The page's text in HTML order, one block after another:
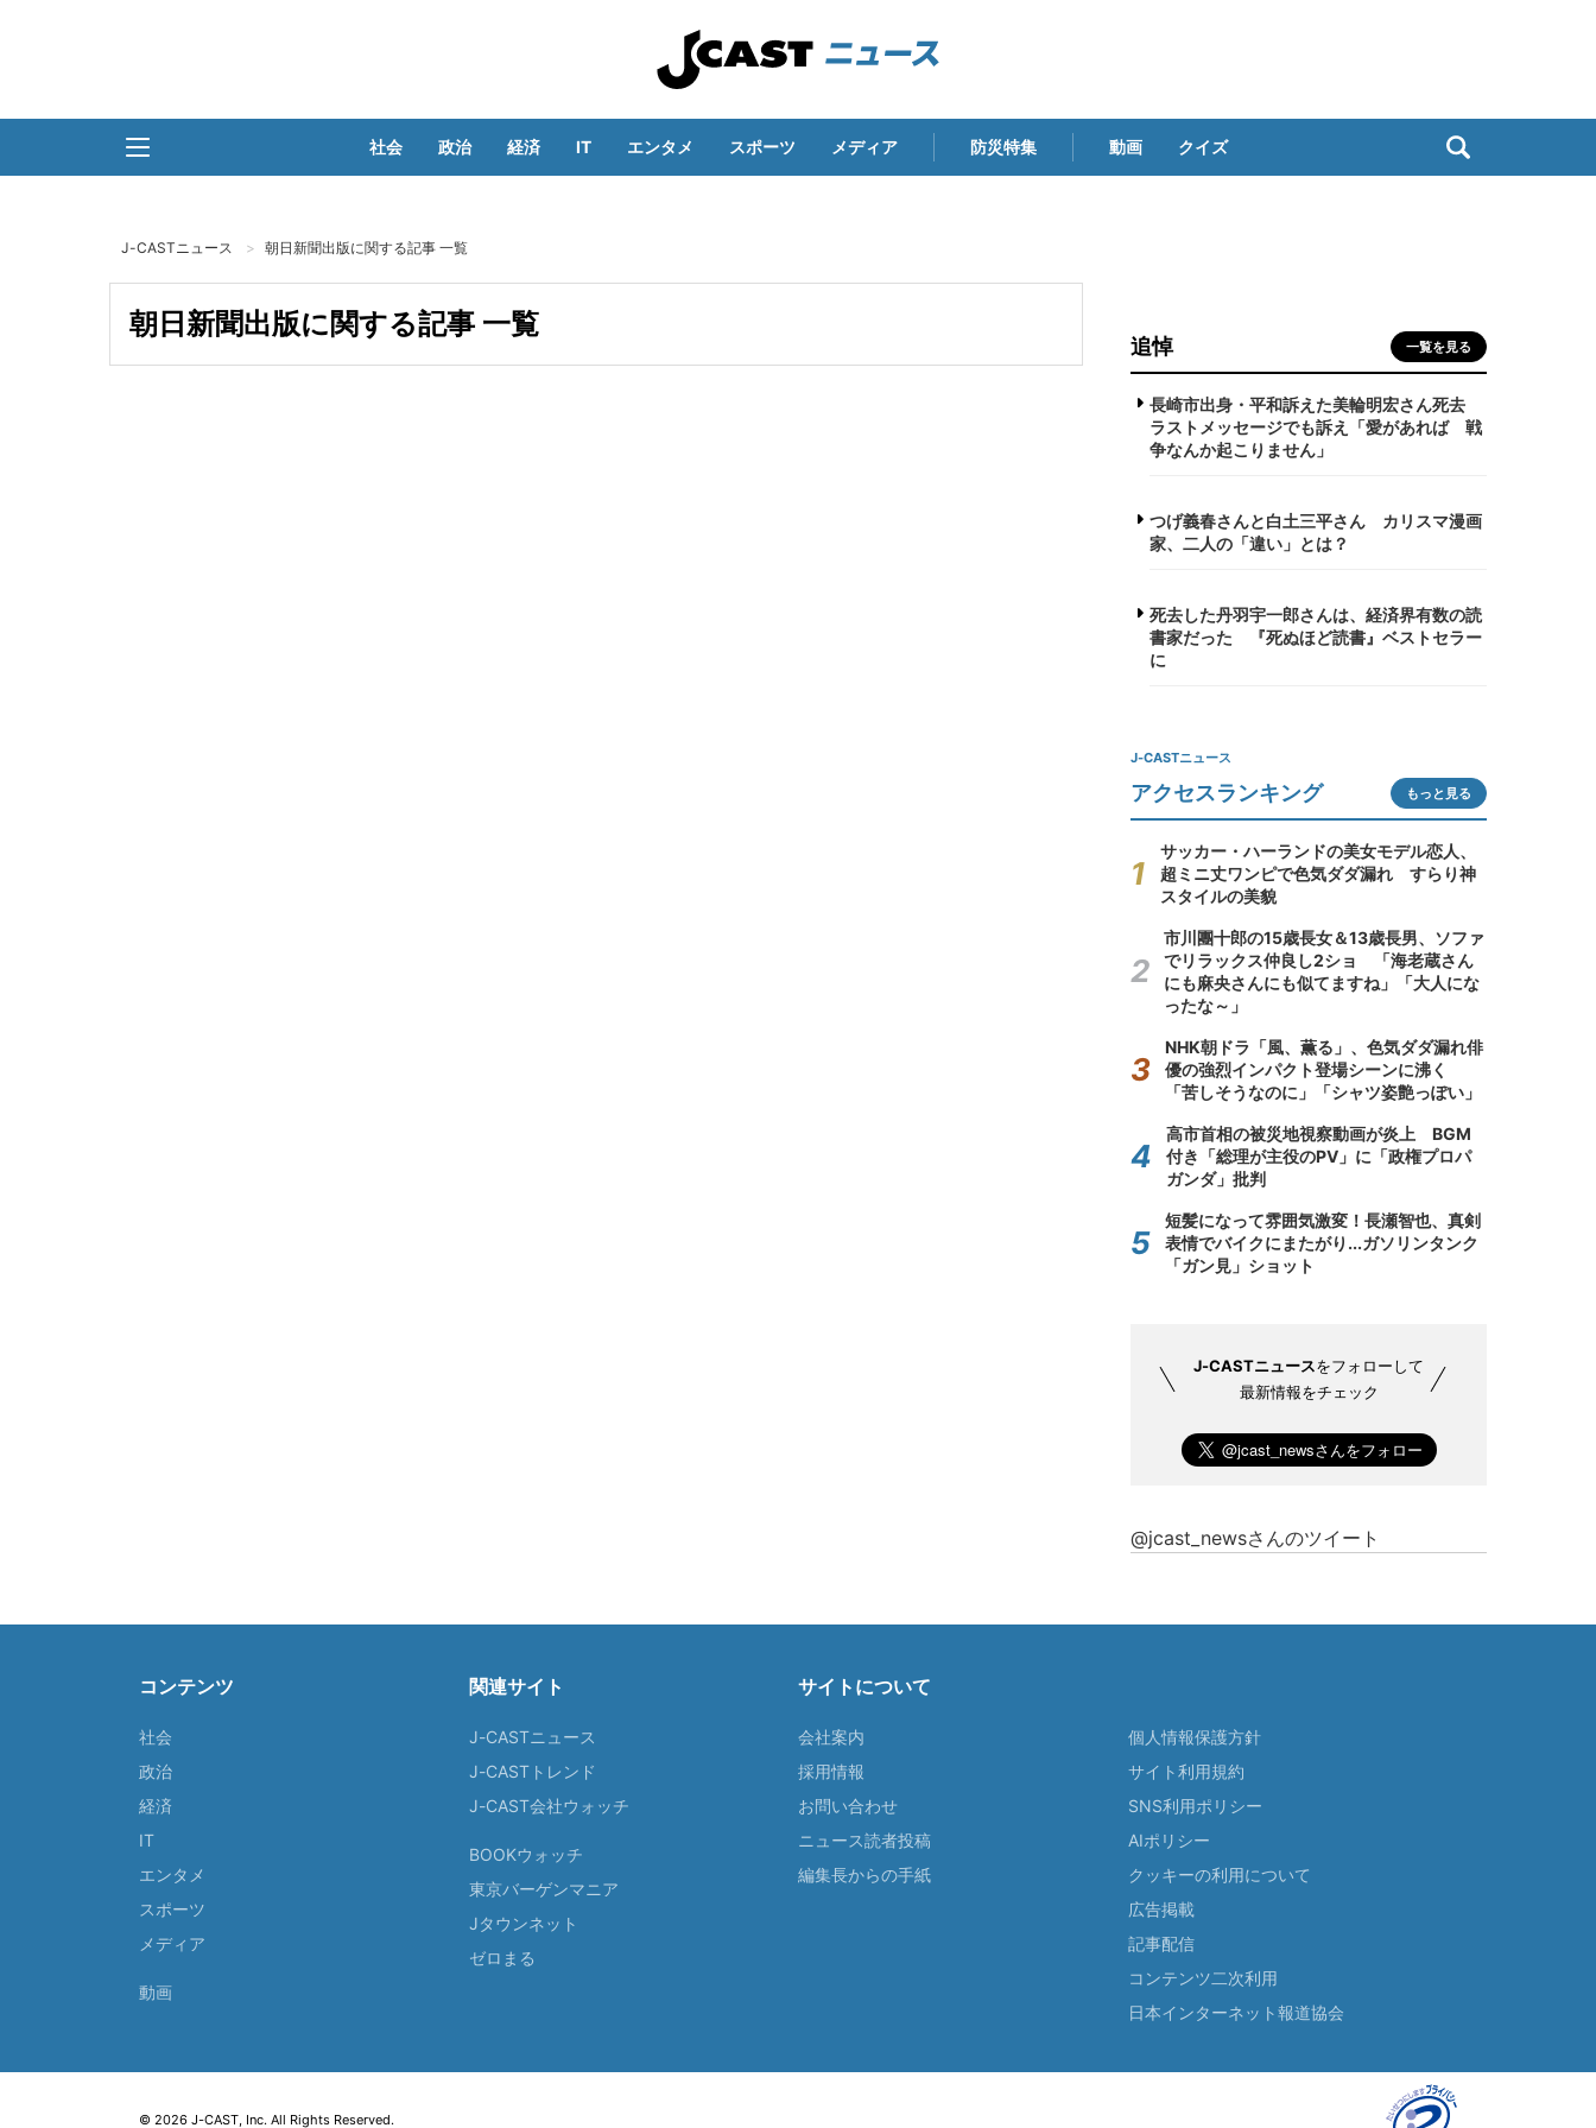
社会 政治 経済 IT エンタメ スポーツ メディア 防災特集 動画 クイズ
J-CASTニュース 朝日新聞出版に関する記事 一覧
朝日新聞出版に関する記事 一覧
追悼 一覧を見る
長崎市出身・平和訴えた美輪明宏さん死去
ラストメッセージでも訴え「愛があれば 戦
争なんか起こりません」
つげ義春さんと白土三平さん カリスマ漫画
家、二人の「違い」とは？
死去した丹羽宇一郎さんは、経済界有数の読
書家だった 『死ぬほど読書』ベストセラー
に
J-CASTニュース
アクセスランキング もっと見る
サッカー・ハーランドの美女モデル恋人、
超ミニ丈ワンピで色気ダダ漏れ すらり神
スタイルの美貌
市川團十郎の15歳長女＆13歳長男、ソファ
でリラックス仲良し2ショ 「海老蔵さん
にも麻央さんにも似てますね」「大人にな
ったな～」
NHK朝ドラ「風、薫る」、色気ダダ漏れ俳
優の強烈インパクト登場シーンに沸く
「苦しそうなのに」「シャツ姿艶っぽい」
高市首相の被災地視察動画が炎上 BGM
付き「総理が主役のPV」に「政権プロパ
ガンダ」批判
短髪になって雰囲気激変！長瀬智也、真剣
表情でバイクにまたがり...ガソリンタンク
「ガン見」ショット
J-CASTニュースをフォローして
最新情報をチェック
@jcast_newsさんのツイート
コンテンツ
社会
政治
経済
IT
エンタメ
スポーツ
メディア
動画
関連サイト
J-CASTニュース
J-CASTトレンド
J-CAST会社ウォッチ
BOOKウォッチ
東京バーゲンマニア
Jタウンネット
ゼロまる
サイトについて
会社案内
採用情報
お問い合わせ
ニュース読者投稿
編集長からの手紙
個人情報保護方針
サイト利用規約
SNS利用ポリシー
AIポリシー
クッキーの利用について
広告掲載
記事配信
コンテンツ二次利用
日本インターネット報道協会
© 2026 J-CAST, Inc. All Rights Reserved.